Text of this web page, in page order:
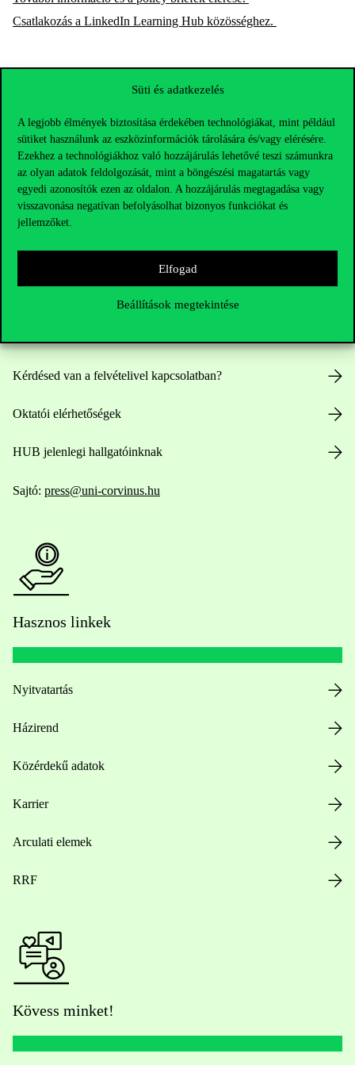
Süti és adatkezelés
A legjobb élmények biztosítása érdekében technológiákat, mint például
sütiket használunk az eszközinformációk tárolására és/vagy elérésére.
Ezekhez a technológiákhoz való hozzájárulás lehetővé teszi számunkra
az olyan adatok feldolgozását, mint a böngészési magatartás vagy
egyedi azonosítók ezen az oldalon. A hozzájárulás megtagadása vagy
visszavonása negatívan befolyásolhat bizonyos funkciókat és
jellemzőket.
Elfogad
Beállítások megtekintése
Csatlakozás a LinkedIn Learning Hub közösséghez.
Kérdésed van a felvételivel kapcsolatban?
Oktatói elérhetőségek
HUB jelenlegi hallgatóinknak
Sajtó: press@uni-corvinus.hu
Hasznos linkek
Nyitvatartás
Házirend
Közérdekű adatok
Karrier
Arculati elemek
RRF
Kövess minket!